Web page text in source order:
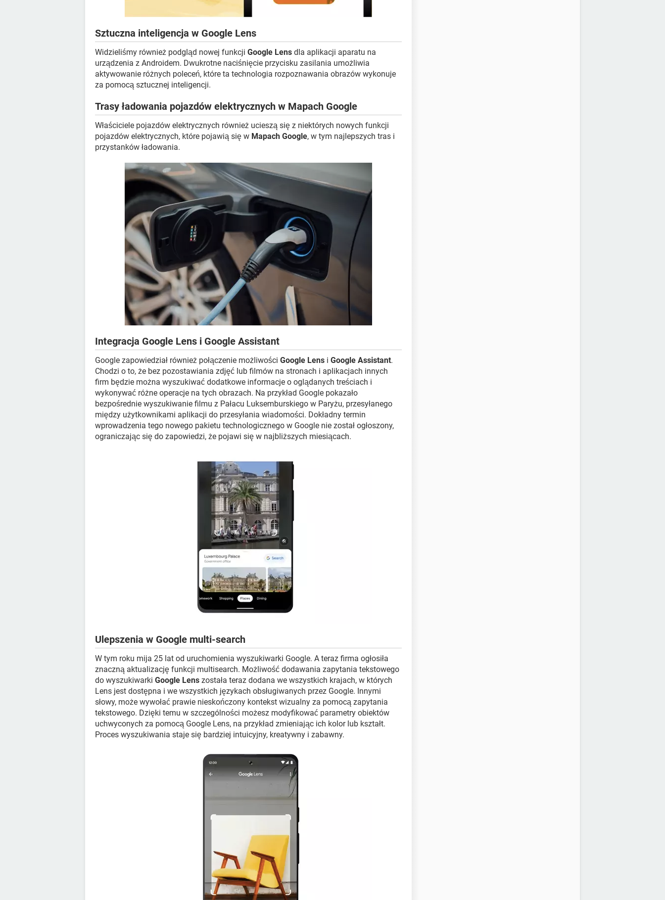
Sztuczna inteligencja w Google Lens
Widzieliśmy również podgląd nowej funkcji Google Lens dla aplikacji aparatu na
urządzenia z Androidem. Dwukrotne naciśnięcie przycisku zasilania umożliwia
aktywowanie różnych poleceń, które ta technologia rozpoznawania obrazów wykonuje
za pomocą sztucznej inteligencji.
Trasy ładowania pojazdów elektrycznych w Mapach Google
Właściciele pojazdów elektrycznych również ucieszą się z niektórych nowych funkcji
pojazdów elektrycznych, które pojawią się w Mapach Google, w tym najlepszych tras i
przystanków ładowania.
Integracja Google Lens i Google Assistant
Google zapowiedział również połączenie możliwości Google Lens i Google Assistant.
Chodzi o to, że bez pozostawiania zdjęć lub filmów na stronach i aplikacjach innych
firm będzie można wyszukiwać dodatkowe informacje o oglądanych treściach i
wykonywać różne operacje na tych obrazach. Na przykład Google pokazało
bezpośrednie wyszukiwanie filmu z Pałacu Luksemburskiego w Paryżu, przesyłanego
między użytkownikami aplikacji do przesyłania wiadomości. Dokładny termin
wprowadzenia tego nowego pakietu technologicznego w Google nie został ogłoszony,
ograniczając się do zapowiedzi, że pojawi się w najbliższych miesiącach.
Ulepszenia w Google multi-search
W tym roku mija 25 lat od uruchomienia wyszukiwarki Google. A teraz firma ogłosiła
znaczną aktualizację funkcji multisearch. Możliwość dodawania zapytania tekstowego
do wyszukiwarki Google Lens została teraz dodana we wszystkich krajach, w których
Lens jest dostępna i we wszystkich językach obsługiwanych przez Google. Innymi
słowy, może wywołać prawie nieskończony kontekst wizualny za pomocą zapytania
tekstowego. Dzięki temu w szczególności możesz modyfikować parametry obiektów
uchwyconych za pomocą Google Lens, na przykład zmieniając ich kolor lub kształt.
Proces wyszukiwania staje się bardziej intuicyjny, kreatywny i zabawny.